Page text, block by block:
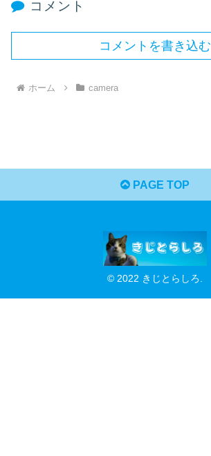
コメント
コメントを書き込む
ホーム camera
PAGE TOP
© 2022 きじとらしろ.